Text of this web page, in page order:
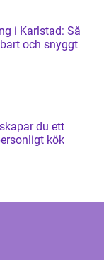
i Karlstad: Så
och snyggt
kök